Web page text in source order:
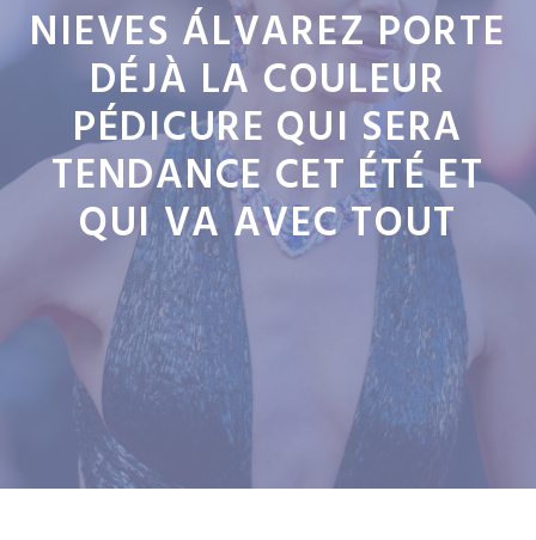
NIEVES ÁLVAREZ PORTE
DÉJÀ LA COULEUR
PÉDICURE QUI SERA
TENDANCE CET ÉTÉ ET
QUI VA AVEC TOUT